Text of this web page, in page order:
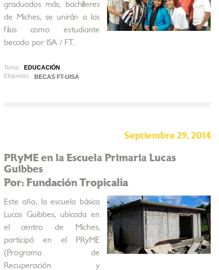
graduados más, bachilleres
de Miches, se unirán a las
filas como estudiante
becado por ISA / FT.
Tema:
EDUCACIÓN
Etiquetas:
BECAS FT-UISA
Septiembre 29, 2014
PRyME en la Escuela Primaria Lucas
Guibbes
Por: Fundación Tropicalia
Este año, la escuela básica
Lucas Guibbes, ubicada en
el centro de Miches,
participó en el PRyME
(Programa de
Recuperación y